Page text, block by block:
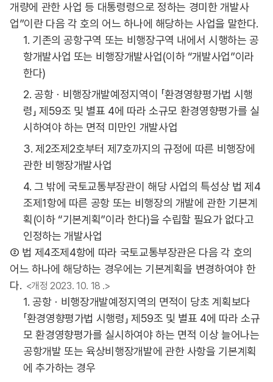
개량에 관한 사업 등 대통령령으로 정하는 경미한 개발사
업”이란 다음 각 호의 어느 하나에 해당하는 사업을 말한다.
1. 기존의 공항구역 또는 비행장구역 내에서 시행하는 공
항개발사업 또는 비행장개발사업(이하 “개발사업”이라
한다)
2. 공항ㆍ비행장개발예정지역이 「환경영향평가법 시행
령」 제59조 및 별표 4에 따라 소규모 환경영향평가를 실
시하여야 하는 면적 미만인 개발사업
3. 제2조제2호부터 제7호까지의 규정에 따른 비행장에
관한 비행장개발사업
4. 그 밖에 국토교통부장관이 해당 사업의 특성상 법 제4
조제1항에 따른 공항 또는 비행장의 개발에 관한 기본계
획(이하 “기본계획”이라 한다)을 수립할 필요가 없다고
인정하는 개발사업
② 법 제4조제4항에 따라 국토교통부장관은 다음 각 호의
어느 하나에 해당하는 경우에는 기본계획을 변경하여야 한
다. <개정 2023. 10. 18 .>
1. 공항ㆍ비행장개발예정지역의 면적이 당초 계획보다
「환경영향평가법 시행령」 제59조 및 별표 4에 따라 소규
모 환경영향평가를 실시하여야 하는 면적 이상 늘어나는
공항개발 또는 육상비행장개발에 관한 사항을 기본계획
에 추가하는 경우